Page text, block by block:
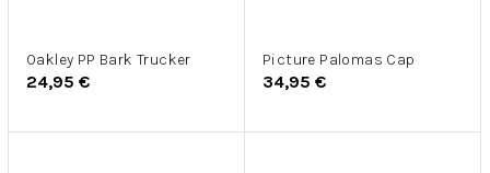
Oakley PP Bark Trucker
24,95 €
Picture Palomas Cap
34,95 €